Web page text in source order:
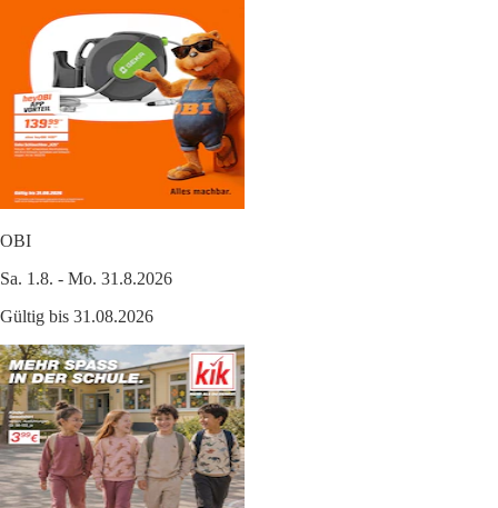
OBI
Sa. 1.8. - Mo. 31.8.2026
Gültig bis 31.08.2026